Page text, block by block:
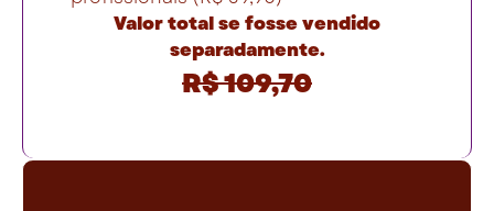
Valor total se fosse vendido
separadamente.
R$ 109,70